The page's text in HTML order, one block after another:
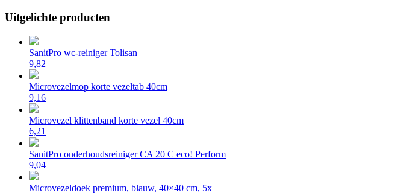
Uitgelichte producten
SanitPro wc-reiniger Tolisan
9,82
Microvezelmop korte vezeltab 40cm
9,16
Microvezel klittenband korte vezel 40cm
6,21
SanitPro onderhoudsreiniger CA 20 C eco! Perform
9,04
Microvezeldoek premium, blauw, 40×40 cm, 5x